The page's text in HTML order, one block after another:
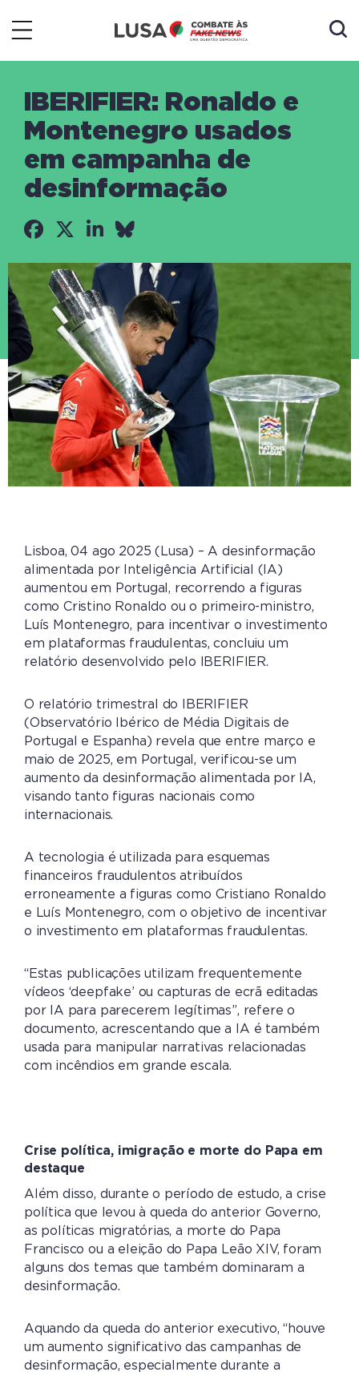
IBERIFIER: Ronaldo e
Montenegro usados
em campanha de
desinformação
Lisboa, 04 ago 2025 (Lusa) – A desinformação
alimentada por Inteligência Artificial (IA)
aumentou em Portugal, recorrendo a figuras
como Cristino Ronaldo ou o primeiro-ministro,
Luís Montenegro, para incentivar o investimento
em plataformas fraudulentas, concluiu um
relatório desenvolvido pelo IBERIFIER.
O relatório trimestral do IBERIFIER
(Observatório Ibérico de Média Digitais de
Portugal e Espanha) revela que entre março e
maio de 2025, em Portugal, verificou-se um
aumento da desinformação alimentada por IA,
visando tanto figuras nacionais como
internacionais.
A tecnologia é utilizada para esquemas
financeiros fraudulentos atribuídos
erroneamente a figuras como Cristiano Ronaldo
e Luís Montenegro, com o objetivo de incentivar
o investimento em plataformas fraudulentas.
“Estas publicações utilizam frequentemente
vídeos ‘deepfake’ ou capturas de ecrã editadas
por IA para parecerem legítimas”, refere o
documento, acrescentando que a IA é também
usada para manipular narrativas relacionadas
com incêndios em grande escala.
Crise política, imigração e morte do Papa em
destaque
Além disso, durante o período de estudo, a crise
política que levou à queda do anterior Governo,
as políticas migratórias, a morte do Papa
Francisco ou a eleição do Papa Leão XIV, foram
alguns dos temas que também dominaram a
desinformação.
Aquando da queda do anterior executivo, “houve
um aumento significativo das campanhas de
desinformação, especialmente durante a